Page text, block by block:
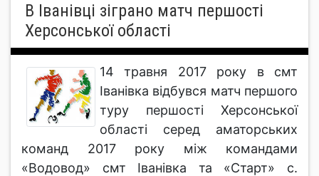
В Іванівці зіграно матч першості
Херсонської області
14 травня 2017 року в смт
Іванівка відбувся матч першого
туру першості Херсонської
області серед аматорських
команд 2017 року між командами
«Водовод» смт Іванівка та «Старт» с.